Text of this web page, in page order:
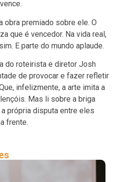
obra premiado sobre ele. O
que é vencedor. Na vida real,
E parte do mundo aplaude.
do roteirista e diretor Josh
de provocar e fazer refletir
infelizmente, a arte imita a
Mas li sobre a briga
própria disputa entre eles
frente.